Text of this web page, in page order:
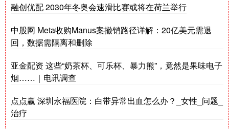
融创优配 2030年冬奥会速滑比赛或将在荷兰举行
中股网 Meta收购Manus案撤销路径详解：20亿美元需退
回，数据需隔离和删除
亚金配资 这些“奶茶杯、可乐杯、暴力熊”，竟然是果味电子
烟……｜电讯调查
点点赢 深圳永福医院：白带异常出血怎么办？_女性_问题_
治疗